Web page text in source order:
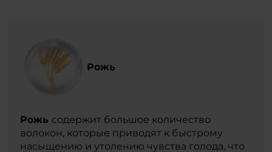
Рожь
Рожь содержит большое количество
волокон, которые приводят к быстрому
насыщению и утолению чувства голода, что